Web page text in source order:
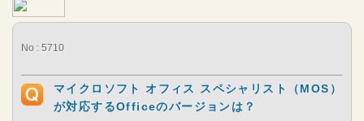
No : 5710
マイクロソフト オフィス スペシャリスト（MOS）
が対応するOfficeのバージョンは？